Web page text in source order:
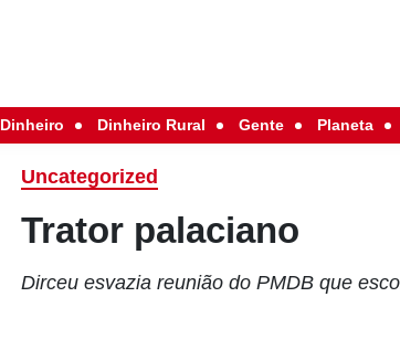
Dinheiro Dinheiro Rural Gente Planeta
Uncategorized
Trator palaciano
Dirceu esvazia reunião do PMDB que